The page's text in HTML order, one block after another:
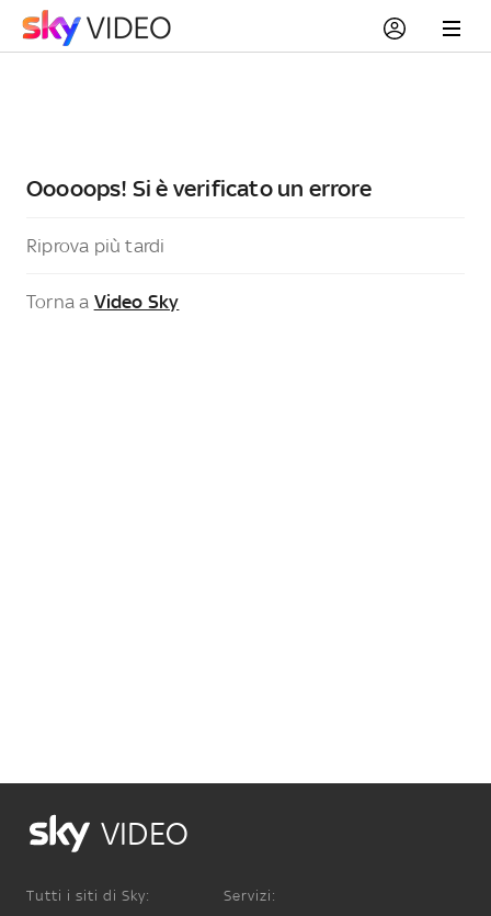
Ooooops! Si è verificato un errore
Riprova più tardi
Torna a Video Sky
VIDEO
Tutti i siti di Sky: Servizi: